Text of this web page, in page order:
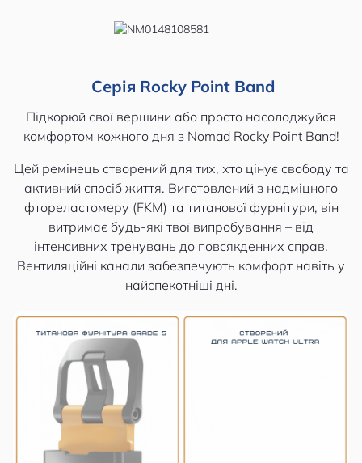
Серія Rocky Point Band
Підкорюй свої вершини або просто насолоджуйся
комфортом кожного дня з Nomad Rocky Point Band!
Цей ремінець створений для тих, хто цінує свободу та
активний спосіб життя. Виготовлений з надміцного
фтореластомеру (FKM) та титанової фурнітури, він
витримає будь-які твої випробування – від
інтенсивних тренувань до повсякденних справ.
Вентиляційні канали забезпечують комфорт навіть у
найспекотніші дні.